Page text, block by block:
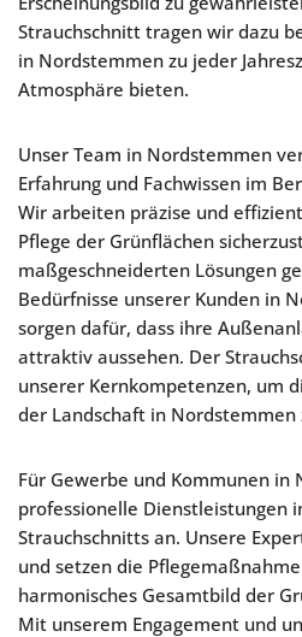
Strauchschnitt tragen wir dazu
in Nordstemmen zu jeder
Atmosphäre bieten.
Unser Team in Nordstemmen
Erfahrung und Fachwissen im
Wir arbeiten präzise und
Pflege der Grünflächen
maßgeschneiderten Lösungen
Bedürfnisse unserer Kunden in
sorgen dafür, dass ihre
attraktiv aussehen. Der
unserer Kernkompetenzen, um
der Landschaft in Nordstemmen
Für Gewerbe und Kommunen
professionelle Dienstleistungen
Strauchschnitts an. Unsere
und setzen die
harmonisches Gesamtbild der
Mit unserem Engagement und